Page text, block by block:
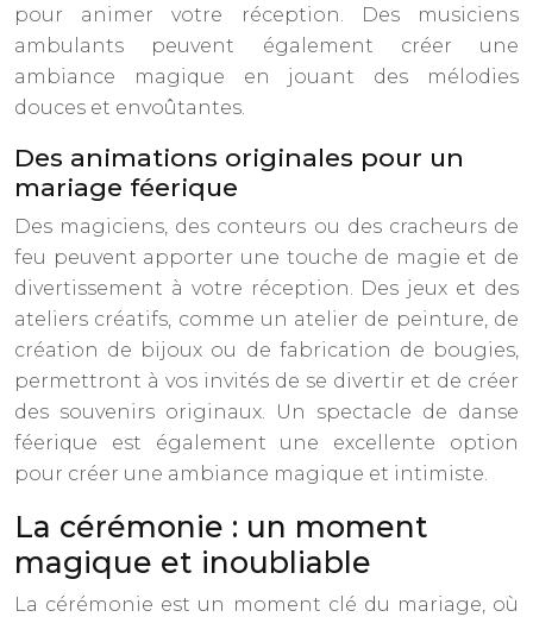
pour animer votre réception. Des musiciens
ambulants peuvent également créer une
ambiance magique en jouant des mélodies
douces et envoûtantes.
Des animations originales pour un
mariage féerique
Des magiciens, des conteurs ou des cracheurs de
feu peuvent apporter une touche de magie et de
divertissement à votre réception. Des jeux et des
ateliers créatifs, comme un atelier de peinture, de
création de bijoux ou de fabrication de bougies,
permettront à vos invités de se divertir et de créer
des souvenirs originaux. Un spectacle de danse
féerique est également une excellente option
pour créer une ambiance magique et intimiste.
La cérémonie : un moment
magique et inoubliable
La cérémonie est un moment clé du mariage, où